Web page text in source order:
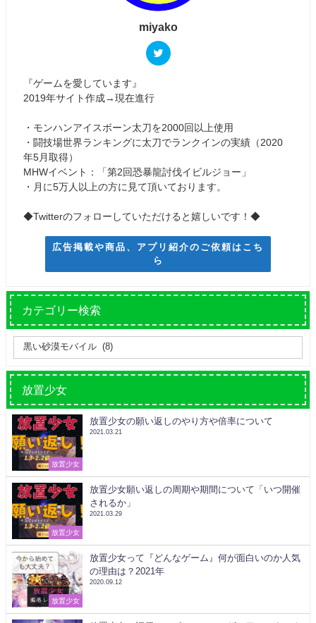
miyako
『ゲームを愛しています』
2019年サイト作成→現在進行
・モンハンアイスボーン太刀を2000回以上使用
・闘技場世界ランキングに太刀でランクインの実績（2020
年5月取得）
MHWイベント：「第2回恐暴龍討伐イビルジョー」
・月に5万人以上の方に見て頂いております。
◆Twitterのフォローしていただけると嬉しいです！◆
広告掲載や商品、アプリ紹介のご依頼はこち
ら
カテゴリー検索
放置少女
放置少女
放置少女の願い返しのやり方や倍率について
2021.03.21
放置少女
放置少女願い返しの周期や期間について「いつ開催
されるか」
2021.03.29
放置少女
放置少女って『どんなゲーム』何が面白いのか人気
の理由は？2021年
2020.09.12